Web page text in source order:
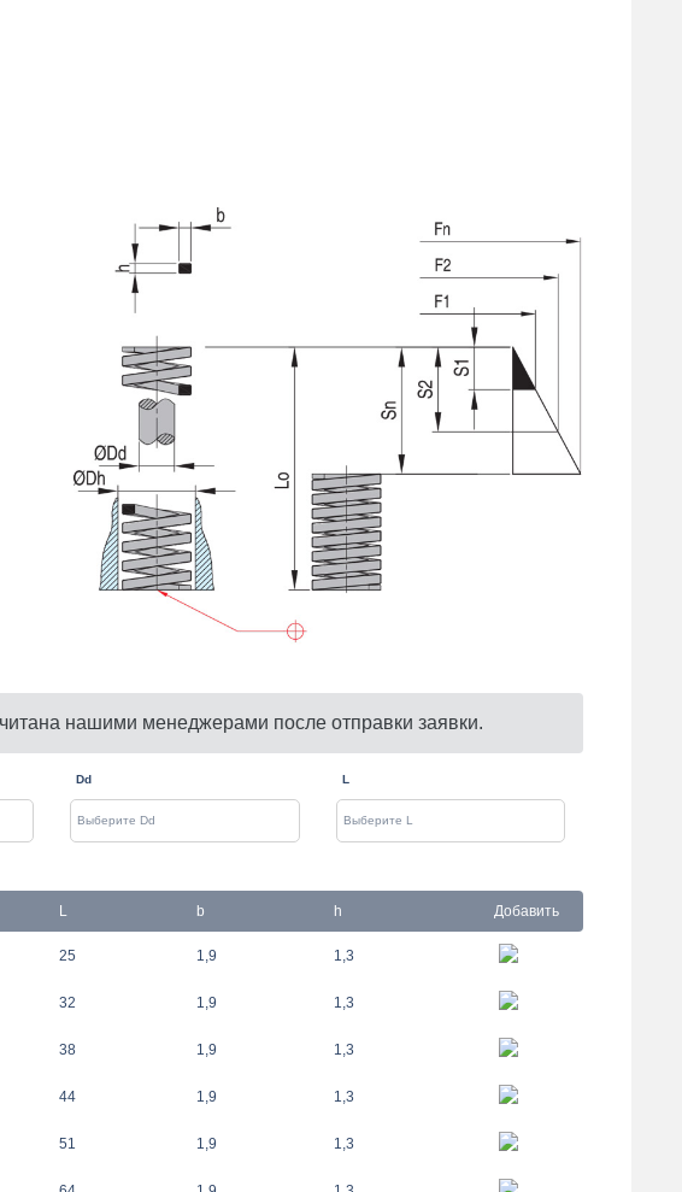
нашими менеджерами после отправки заявки.
Dd L
L b h Добавить
25 1,9 1,3
32 1,9 1,3
38 1,9 1,3
44 1,9 1,3
51 1,9 1,3